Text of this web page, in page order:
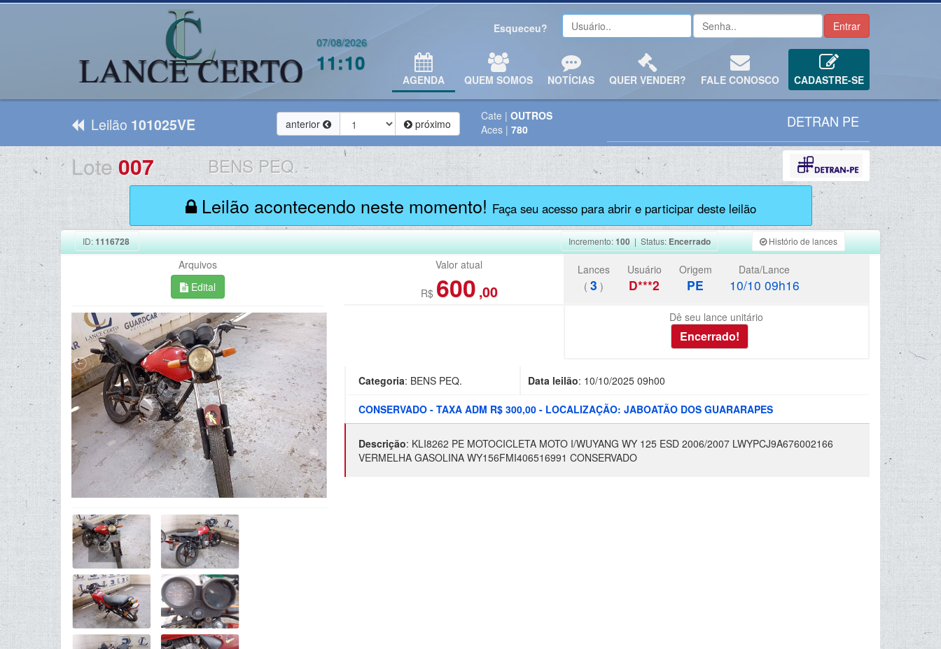
07/08/2026
11:10
Esqueceu?
AGENDA QUEM SOMOS NOTÍCIAS QUER VENDER? FALE CONOSCO CADASTRE-SE
Leilão 101025VE anterior próximo
Cate | OUTROS
Aces | 780 DETRAN PE
Lote007 BENS PEQ. -
Leilão acontecendo neste momento! Faça seu acesso para abrir e participar deste leilão
ID:1116728 Incremento:100 | Status:Encerrado Histório de lances
Arquivos
Edital
Valor atual
R$ 600 ,00
Lances
( 3 )
Usuário
D***2
Origem
PE
Data/Lance
10/10 09h16
Dê seu lance unitário
Categoria: BENS PEQ. Data leilão: 10/10/2025 09h00
CONSERVADO - TAXA ADM R$ 300,00 - LOCALIZAÇÃO: JABOATÃO DOS GUARARAPES
Descrição: KLI8262 PE MOTOCICLETA MOTO I/WUYANG WY 125 ESD 2006/2007 LWYPCJ9A676002166
VERMELHA GASOLINA WY156FMI406516991 CONSERVADO